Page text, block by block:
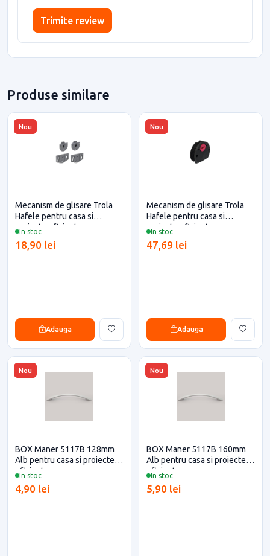
Trimite review
Produse similare
Nou
In stoc
Mecanism de glisare Trola
Hafele pentru casa si
proiecte eficiente
18,90 lei
Adauga
Nou
In stoc
Mecanism de glisare Trola
Hafele pentru casa si
proiecte eficiente
47,69 lei
Adauga
Nou
In stoc
BOX Maner 5117B 128mm
Alb pentru casa si proiecte
eficiente
4,90 lei
Nou
In stoc
BOX Maner 5117B 160mm
Alb pentru casa si proiecte
eficiente
5,90 lei